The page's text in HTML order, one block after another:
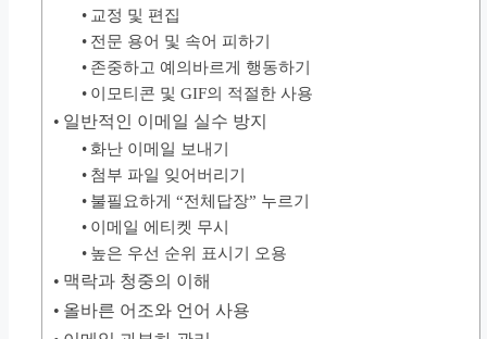
교정 및 편집
전문 용어 및 속어 피하기
존중하고 예의바르게 행동하기
이모티콘 및 GIF의 적절한 사용
일반적인 이메일 실수 방지
화난 이메일 보내기
첨부 파일 잊어버리기
불필요하게 “전체답장” 누르기
이메일 에티켓 무시
높은 우선 순위 표시기 오용
맥락과 청중의 이해
올바른 어조와 언어 사용